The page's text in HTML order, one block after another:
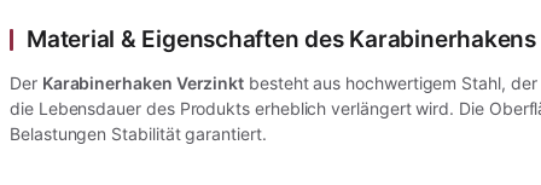
Material & Eigenschaften des
Der Karabinerhaken Verzinkt besteht aus hochwertigem Stahl,
die Lebensdauer des Produkts erheblich verlängert wird. Die
Belastungen Stabilität garantiert.